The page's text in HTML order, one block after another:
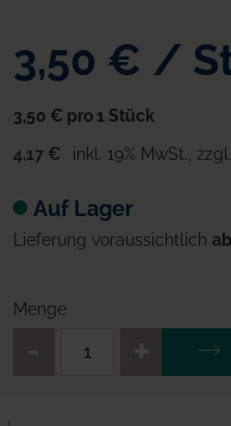
3,50 € /
3,50 € pro 1 Stück
4,17 €
inkl. 19% MwSt.
Auf Lager
Lieferung voraussichtlich
Menge